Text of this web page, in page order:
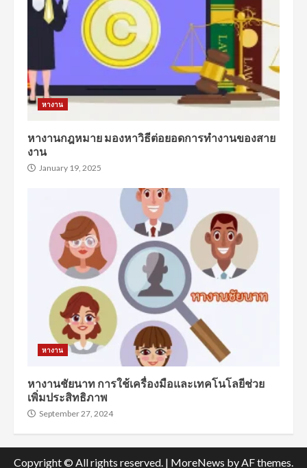
หางาน
หางานกฎหมาย มองหาวิธีต่อยอดการทำงานของสาย
งาน
January 19, 2025
หางาน
หางานชัยนาท การใช้เครื่องมือและเทคโนโลยีช่วย
เพิ่มประสิทธิภาพ
September 27, 2024
Copyright © All rights reserved. | MoreNews by AF themes.